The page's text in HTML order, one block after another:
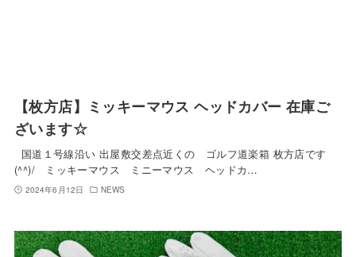
【枚方店】ミッキーマウス ヘッドカバー 在庫ご
ざいます☆
国道１号線沿い 出屋敷交差点近くの ゴルフ道楽箱 枚方店です
(^^)/ ミッキーマウス ミニーマウス ヘッドカ…
2024年6月12日 NEWS